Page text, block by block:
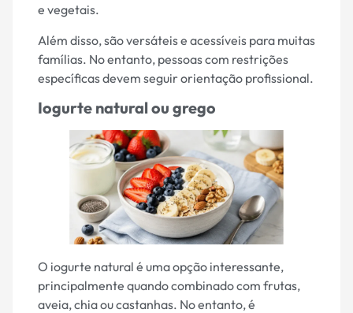
e vegetais.
Além disso, são versáteis e acessíveis para muitas
famílias. No entanto, pessoas com restrições
específicas devem seguir orientação profissional.
Iogurte natural ou grego
O iogurte natural é uma opção interessante,
principalmente quando combinado com frutas,
aveia, chia ou castanhas. No entanto, é